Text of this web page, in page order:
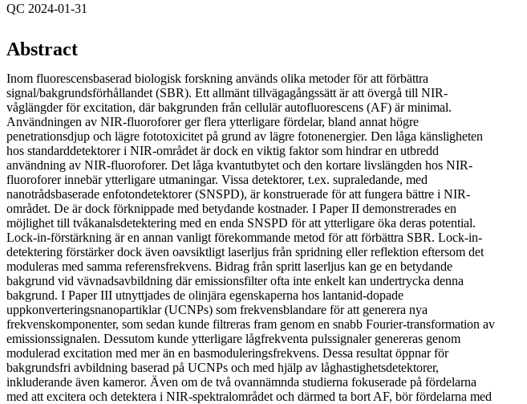
QC 2024-01-31
Abstract
Inom fluorescensbaserad biologisk forskning används olika metoder för att förbättra
signal/bakgrundsförhållandet (SBR). Ett allmänt tillvägagångssätt är att övergå till NIR-
våglängder för excitation, där bakgrunden från cellulär autofluorescens (AF) är minimal.
Användningen av NIR-fluoroforer ger flera ytterligare fördelar, bland annat högre
penetrationsdjup och lägre fototoxicitet på grund av lägre fotonenergier. Den låga känsligheten
hos standarddetektorer i NIR-området är dock en viktig faktor som hindrar en utbredd
användning av NIR-fluoroforer. Det låga kvantutbytet och den kortare livslängden hos NIR-
fluoroforer innebär ytterligare utmaningar. Vissa detektorer, t.ex. supraledande, med
nanotrådsbaserade enfotondetektorer (SNSPD), är konstruerade för att fungera bättre i NIR-
området. De är dock förknippade med betydande kostnader. I Paper II demonstrerades en
möjlighet till tvåkanalsdetektering med en enda SNSPD för att ytterligare öka deras potential.
Lock-in-förstärkning är en annan vanligt förekommande metod för att förbättra SBR. Lock-in-
detektering förstärker dock även oavsiktligt laserljus från spridning eller reflektion eftersom det
moduleras med samma referensfrekvens. Bidrag från spritt laserljus kan ge en betydande
bakgrund vid vävnadsavbildning där emissionsfilter ofta inte enkelt kan undertrycka denna
bakgrund. I Paper III utnyttjades de olinjära egenskaperna hos lantanid-dopade
uppkonverteringsnanopartiklar (UCNPs) som frekvensblandare för att generera nya
frekvenskomponenter, som sedan kunde filtreras fram genom en snabb Fourier-transformation av
emissionssignalen. Dessutom kunde ytterligare lågfrekventa pulssignaler genereras genom
modulerad excitation med mer än en basmoduleringsfrekvens. Dessa resultat öppnar för
bakgrundsfri avbildning baserad på UCNPs och med hjälp av låghastighetsdetektorer,
inkluderande även kameror. Även om de två ovannämnda studierna fokuserade på fördelarna
med att excitera och detektera i NIR-spektralområdet och därmed ta bort AF, bör fördelarna med